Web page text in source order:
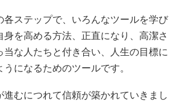
各ステップで、いろんなツールを学び
身を高める方法、正直になり、高潔さ
当な人たちと付き合い、人生の目標に
になるためのツールです。
進むにつれて信頼が築かれていきまし